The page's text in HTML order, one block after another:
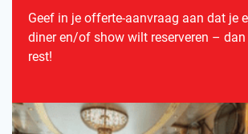
Geef in je offerte-aanvraag aan dat je
diner en/of show wilt reserveren – dan
rest!